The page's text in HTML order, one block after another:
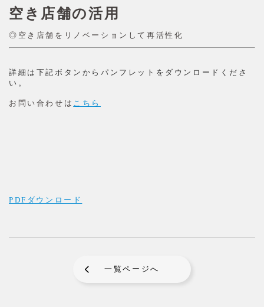
空き店舗の活用
◎空き店舗をリノベーションして再活性化
詳細は下記ボタンからパンフレットをダウンロードくださ
い。
お問い合わせは こちら
PDFダウンロード
一覧ページへ